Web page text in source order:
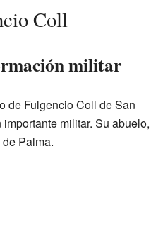
Coll
militar
de Fulgencio Coll de San
militar. Su abuelo,
Palma.